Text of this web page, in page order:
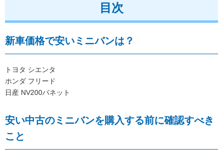
目次
新車価格で安いミニバンは？
トヨタ シエンタ
ホンダ フリード
日産 NV200バネット
安い中古のミニバンを購入する前に確認すべき
こと